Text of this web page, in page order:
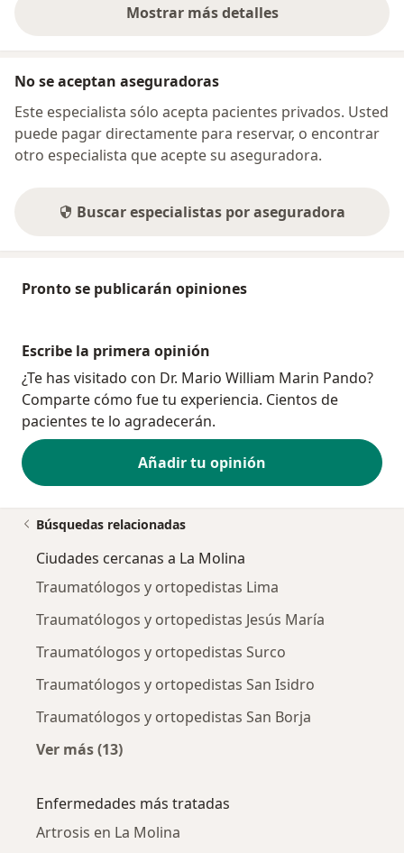
Mostrar más detalles
sobre la dirección
No se aceptan aseguradoras
Este especialista sólo acepta pacientes privados. Usted
puede pagar directamente para reservar, o encontrar
otro especialista que acepte su aseguradora.
Buscar especialistas por aseguradora
Pronto se publicarán opiniones
Escribe la primera opinión
¿Te has visitado con Dr. Mario William Marin Pando?
Comparte cómo fue tu experiencia. Cientos de
pacientes te lo agradecerán.
Añadir tu opinión
Búsquedas relacionadas
Ciudades cercanas a La Molina
Traumatólogos y ortopedistas Lima
Traumatólogos y ortopedistas Jesús María
Traumatólogos y ortopedistas Surco
Traumatólogos y ortopedistas San Isidro
Traumatólogos y ortopedistas San Borja
Ver más (13)
Enfermedades más tratadas
Artrosis en La Molina